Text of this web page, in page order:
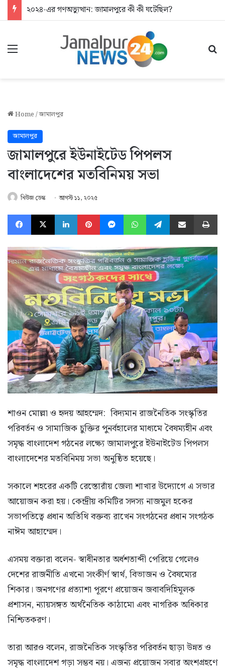
২০২৪-এর গণঅভ্যুত্থান: জামালপুরে কী কী ঘটেছিল?
Menu
Home/জামালপুর
জামালপুর
জামালপুরে ইউনাইটেড পিপলস
বাংলাদেশের মতবিনিময় সভা
নিউজ ডেস্ক আগস্ট ১১, ২০২৫
Facebook
X LinkedInPinterestMessengerWhatsAppTelegramShare via Email
শাওন মোল্লা ও হৃদয় আহম্মেদ: বিদ্যমান রাজনৈতিক সংস্কৃতির
পরিবর্তন ও সামাজিক চুক্তির পুনর্বহালের মাধ্যমে বৈষম্যহীন এবং
সমৃদ্ধ বাংলাদেশ গঠনের লক্ষ্যে জামালপুরে ইউনাইটেড পিপলস
বাংলাদেশের মতবিনিময় সভা অনুষ্ঠিত হয়েছে।
সকালে শহরের একটি রেস্তোরাঁয় জেলা শাখার উদ্যোগে এ সভার
আয়োজন করা হয়। কেন্দ্রীয় কমিটির সদস্য নাজমুল হকের
সভাপতিত্বে প্রধান অতিথি বক্তব্য রাখেন সংগঠনের প্রধান সংগঠক
নাঈম আহাম্মেদ।
এসময় বক্তারা বলেন- স্বাধীনতার অর্ধশতাব্দী পেরিয়ে গেলেও
দেশের রাজনীতি এখনো সংকীর্ণ স্বার্থ, বিভাজন ও বৈষম্যের
শিকার। জনগণের প্রত্যাশা পূরণে প্রয়োজন জবাবদিহিমূলক
প্রশাসন, ন্যায়সঙ্গত অর্থনৈতিক কাঠামো এবং নাগরিক অধিকার
নিশ্চিতকরণ।
তারা আরও বলেন, রাজনৈতিক সংস্কৃতির পরিবর্তন ছাড়া উন্নত ও
সমৃদ্ধ বাংলাদেশ গড়া সম্ভব নয়। এজন্য প্রয়োজন সবার অংশগ্রহণে